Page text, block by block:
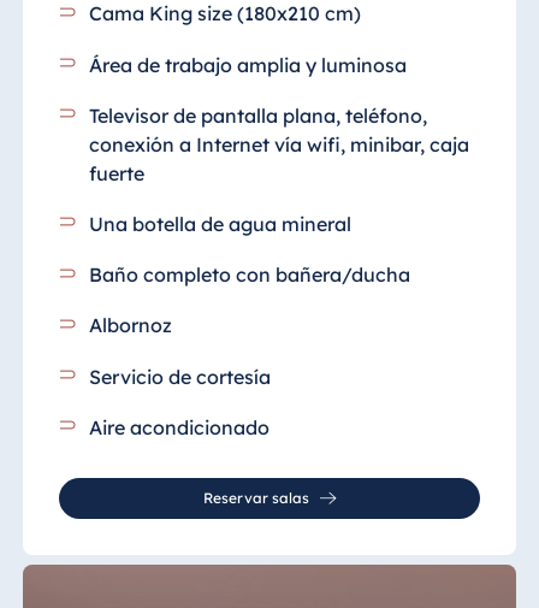
Cama King size (180x210 cm)
Área de trabajo amplia y luminosa
Televisor de pantalla plana, teléfono,
conexión a Internet vía wifi, minibar, caja
fuerte
Una botella de agua mineral
Baño completo con bañera/ducha
Albornoz
Servicio de cortesía
Aire acondicionado
Reservar salas